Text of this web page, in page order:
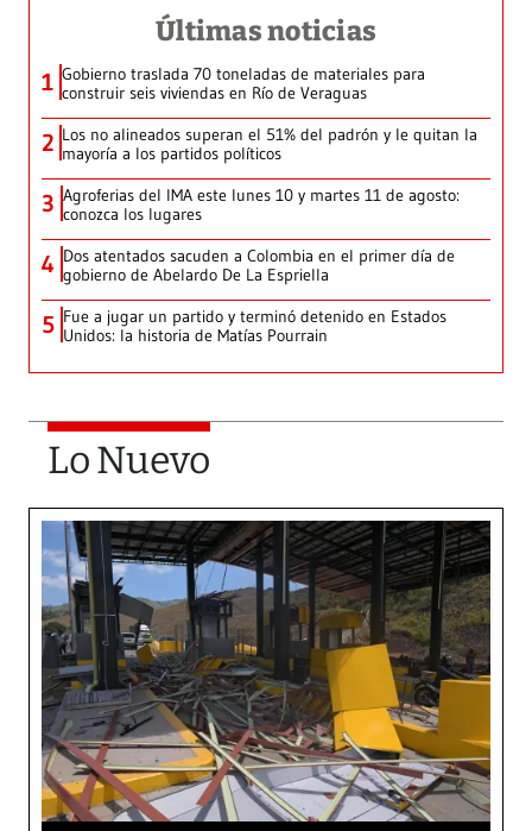
Últimas noticias
1 Gobierno traslada 70 toneladas de materiales para
construir seis viviendas en Río de Veraguas
2 Los no alineados superan el 51% del padrón y le quitan la
mayoría a los partidos políticos
3 Agroferias del IMA este lunes 10 y martes 11 de agosto:
conozca los lugares
4 Dos atentados sacuden a Colombia en el primer día de
gobierno de Abelardo De La Espriella
5 Fue a jugar un partido y terminó detenido en Estados
Unidos: la historia de Matías Pourrain
Lo Nuevo